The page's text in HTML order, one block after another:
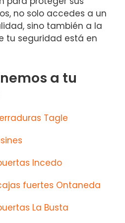
no solo accedes a un
sino también a la
tu seguridad está en
a tu
Tagle
Incedo
fuertes Ontaneda
La Busta